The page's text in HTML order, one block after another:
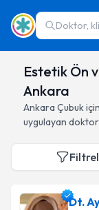
Doktor,
Estetik Ön
Ankara
Ankara Çubuk
uygulayan
Dt.